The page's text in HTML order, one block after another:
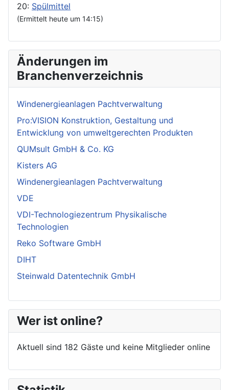
20: Spülmittel
(Ermittelt heute um 14:15)
Änderungen im
Branchenverzeichnis
Windenergieanlagen Pachtverwaltung
Pro:VISION Konstruktion, Gestaltung und
Entwicklung von umweltgerechten Produkten
QUMsult GmbH & Co. KG
Kisters AG
Windenergieanlagen Pachtverwaltung
VDE
VDI-Technologiezentrum Physikalische
Technologien
Reko Software GmbH
DIHT
Steinwald Datentechnik GmbH
Wer ist online?
Aktuell sind 182 Gäste und keine Mitglieder online